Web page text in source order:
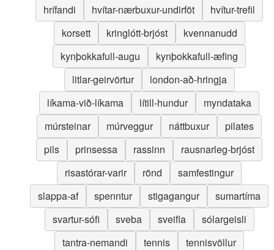
hrífandi
hvítar-nærbuxur-undirföt
hvítur-trefil
korsett
kringlótt-brjóst
kvennanudd
kynþokkafull-augu
kynþokkafull-æfing
litlar-geirvörtur
london-að-hringja
líkama-við-líkama
lítill-hundur
myndataka
múrsteinar
múrveggur náttbuxur
pilates
pils
prinsessa rassinn
rausnarleg-brjóst
risastórar-varir
rönd
samfestingur
slappa-af
spenntur stigagangur
sumartíma
svartur-sófi
sveba sveifla
sólargeisli
tantra-nemandi
tennis
tennisvöllur